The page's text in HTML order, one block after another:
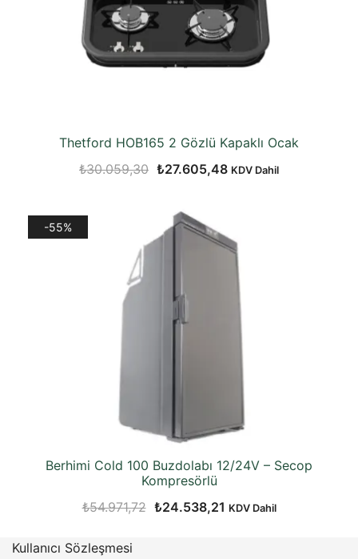
Thetford HOB165 2 Gözlü Kapaklı Ocak
₺30.059,30 Orijinal
₺30.059,30.
₺27.605,48Şu
KDV Dahil
-55%
Berhimi Cold 100 Buzdolabı 12/24V – Secop
Kompresörlü
₺54.971,72 Orijinal
₺24.538,21 Şu
KDV Dahil
Kullanıcı Sözleşmesi